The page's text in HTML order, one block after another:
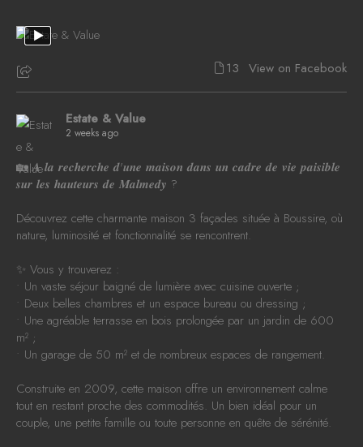
13 View on Facebook
Estate & Value
2 weeks ago
🏡 𝑨 𝒍𝒂 𝒓𝒆𝒄𝒉𝒆𝒓𝒄𝒉𝒆 𝒅'𝒖𝒏𝒆 𝒎𝒂𝒊𝒔𝒐𝒏 𝒅𝒂𝒏𝒔 𝒖𝒏 𝒄𝒂𝒅𝒓𝒆 𝒅𝒆 𝒗𝒊𝒆 𝒑𝒂𝒊𝒔𝒊𝒃𝒍𝒆
𝒔𝒖𝒓 𝒍𝒆𝒔 𝒉𝒂𝒖𝒕𝒆𝒖𝒓𝒔 𝒅𝒆 𝑴𝒂𝒍𝒎𝒆𝒅𝒚 ?
Découvrez cette charmante maison 3 façades située à Boussire, où
nature, luminosité et fonctionnalité se rencontrent.
✨ Vous y trouverez :
• Un vaste séjour baigné de lumière avec cuisine ouverte ;
• Deux belles chambres et un espace bureau ou dressing ;
• Une agréable terrasse en bois prolongée par un jardin de 600
m² ;
• Un garage de 50 m² et de nombreux espaces de rangement.
Construite en 2009, cette maison offre un environnement calme
tout en restant proche des commodités. Un bien idéal pour un
couple, une petite famille ou toute personne en quête de sérénité.